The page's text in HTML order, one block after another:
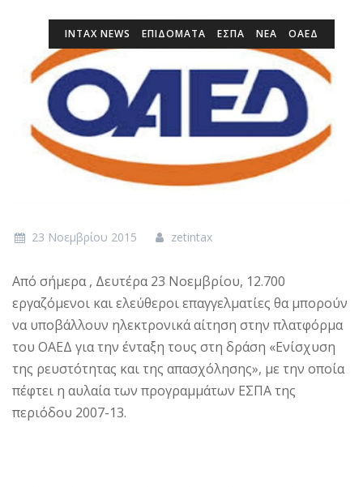
INTAX NEWS ΕΠΙΔΌΜΑΤΑ ΕΣΠΑ ΝΕΑ ΟΑΕΔ
23 Νοεμβρίου 2015 zetintax
Από σήμερα , Δευτέρα 23 Νοεμβρίου, 12.700
εργαζόμενοι και ελεύθεροι επαγγελματίες θα μπορούν
να υποβάλλουν ηλεκτρονικά αίτηση στην πλατφόρμα
του ΟΑΕΔ για την ένταξη τους στη δράση «Ενίσχυση
της ρευστότητας και της απασχόλησης», με την οποία
πέφτει η αυλαία των προγραμμάτων ΕΣΠΑ της
περιόδου 2007-13.